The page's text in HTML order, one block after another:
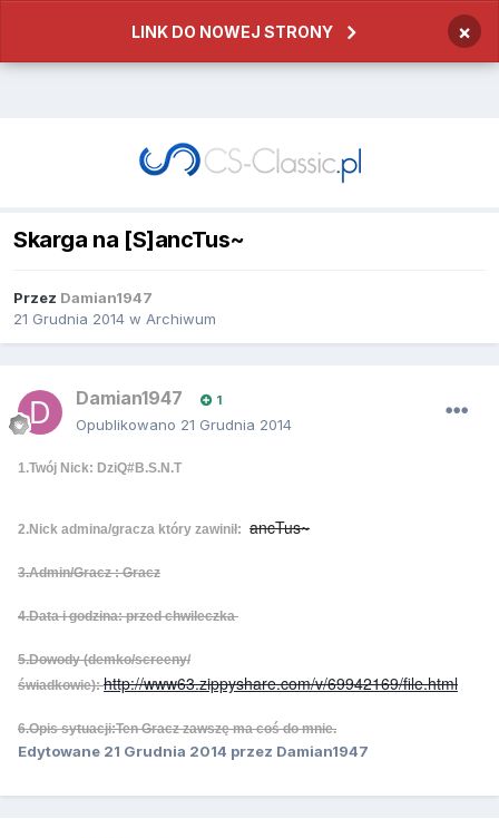
LINK DO NOWEJ STRONY ×
Skarga na [S]ancTus~
Przez Damian1947
21 Grudnia 2014 w Archiwum
Damian1947 1
Opublikowano 21 Grudnia 2014
1.Twój Nick: DziQ#B.S.N.T
2.Nick admina/gracza który zawinił: ancTus~
3.Admin/Gracz : Gracz
4.Data i godzina: przed chwileczka
5.Dowody (demko/screeny/
świadkowie):http://www63.zippyshare.com/v/69942169/file.html
6.Opis sytuacji:Ten Gracz zawszę ma coś do mnie.
Edytowane 21 Grudnia 2014 przez Damian1947